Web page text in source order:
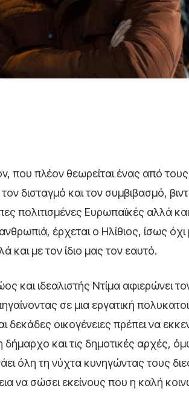
που πλέον θεωρείται ένας από
δισταγμό και τον συμβιβασμό,
πολιτισμένες Ευρωπαϊκές
έρχεται ο Ηλίθιος, ίσως
και με τον ίδιο μας τον εαυτό.
και ιδεαλιστής Ντίμα αφιερώνει
σε μια εργατική
δεκάδες οικογένειες πρέπει να
δήμαρχο και τις δημοτικές αρχές,
όλη τη νύχτα κυνηγώντας τους
να σώσει εκείνους που η καλή